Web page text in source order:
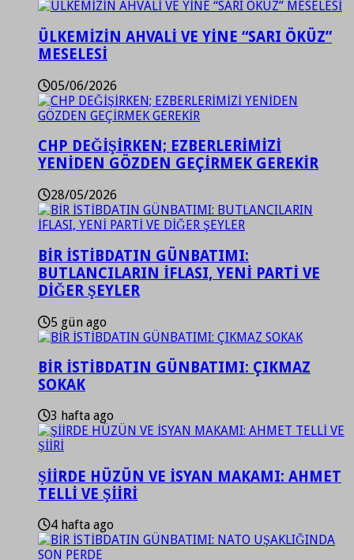
ÜLKEMİZİN AHVALİ VE YİNE “SARI ÖKÜZ”
MESELESİ
05/06/2026
CHP DEĞİŞİRKEN; EZBERLERİMİZİ
YENİDEN GÖZDEN GEÇİRMEK GEREKİR
28/05/2026
BİR İSTİBDATIN GÜNBATIMI:
BUTLANCILARIN İFLASI, YENİ PARTİ VE
DİĞER ŞEYLER
5 gün ago
BİR İSTİBDATIN GÜNBATIMI: ÇIKMAZ
SOKAK
3 hafta ago
ŞİİRDE HÜZÜN VE İSYAN MAKAMI: AHMET
TELLİ VE ŞİİRİ
4 hafta ago